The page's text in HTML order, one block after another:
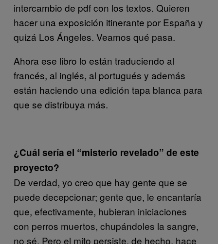
intercambio de pdf con los textos. Quieren
hacer una exposición itinerante por España y
quizá Los Ángeles. Veamos qué pasa.
Ahora ese libro lo están traduciendo al
francés, al inglés, al portugués y además
están haciendo una edición tapa blanca para
que se distribuya más.
¿Cuál sería el “misterio revelado” de este
proyecto?
De verdad, yo creo que hay gente que se
puede decepcionar; gente que, le encantaría
que, efectivamente, hubieran iniciaciones
con perros muertos, chupándoles la sangre,
no sé. Pero el mito persiste, de hecho, hace